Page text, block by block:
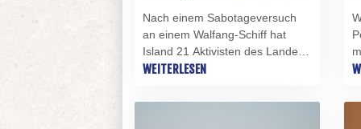
Nach einem Sabotageversuch
an einem Walfang-Schiff hat
Island 21 Aktivisten des Landes
verwiesen. Alle Crewmitglieder
"Bandero" seien ausgewiesen
WEITERLESEN